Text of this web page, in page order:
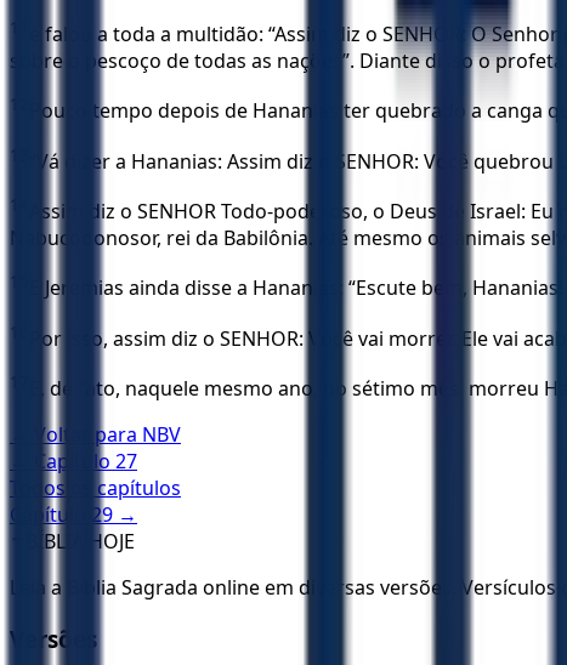
11
e falou a toda a multidão: “Assim diz o SENHOR: O
sobre o pescoço de todas as nações”. Diante disso o profeta
12 Pouco tempo depois de Hananias ter quebrado a canga
13 “Vá dizer a Hananias: Assim diz o SENHOR: Você
14
Assim diz o SENHOR Todo-poderoso, o Deus de Israel:
Nabucodonosor, rei da Babilônia. Até mesmo os animais
15 E Jeremias ainda disse a Hananias: “Escute bem,
16 Por isso, assim diz o SENHOR: Você vai morrer. Ele vai
17
E, de fato, naquele mesmo ano, no sétimo mês, morreu
← Voltar para NBV
← Capítulo 27
Todos os capítulos
Capítulo
29 →
BÍBLIA HOJE
Leia a Bíblia Sagrada online em diversas versões.
Versões